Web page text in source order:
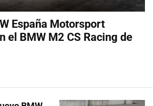
España Motorsport
el BMW M2 CS Racing de